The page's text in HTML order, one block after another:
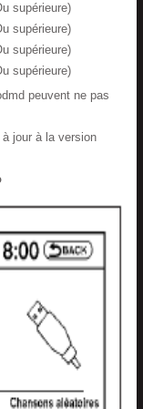
supérieure)
supérieure)
supérieure)
supérieure)
peuvent ne pas
jour à la version